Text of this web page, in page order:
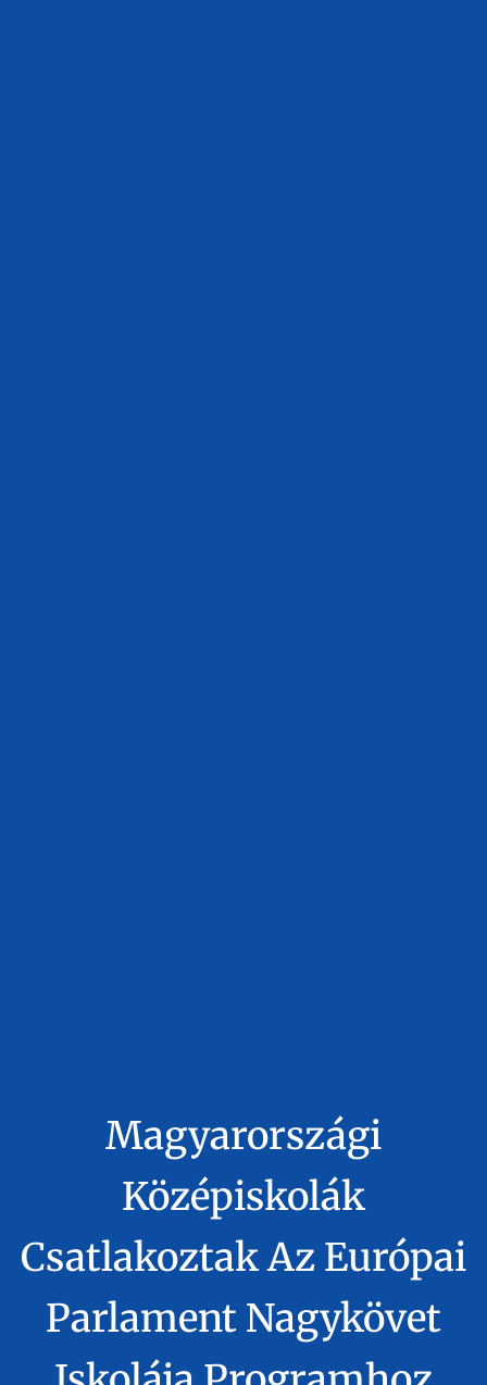
Magyarországi
Középiskolák
Csatlakoztak Az Európai
Parlament Nagykövet